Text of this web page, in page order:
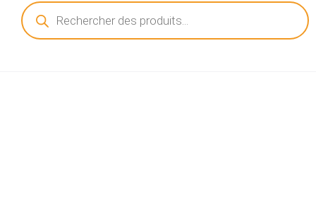
Recherche
de
produits